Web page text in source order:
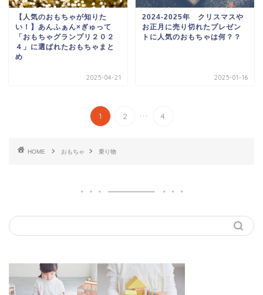
【人気のおもちゃが知りた
い！】あんふぁん×ぎゅって
「おもちゃグランプリ２０２
４」に選ばれたおもちゃまと
め
2025-04-21
2024-2025年 クリスマスや
お正月に売り切れたプレゼン
トに人気のおもちゃは何？？
2025-01-16
1 2 ... 4
HOME おもちゃ 乗り物